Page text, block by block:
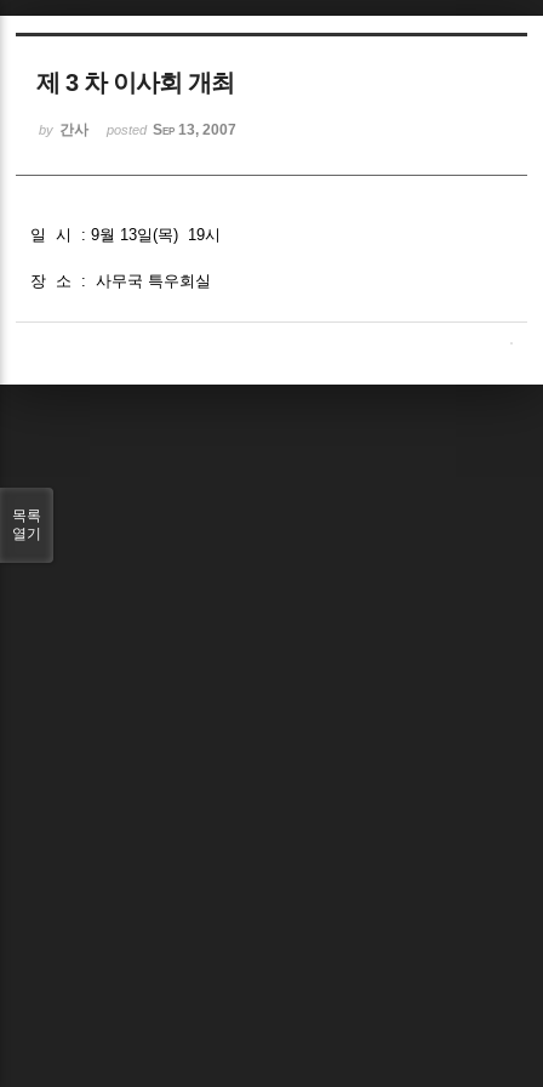
제 3 차 이사회 개최
by 간사 posted Sep 13, 2007
일 시 : 9월 13일(목) 19시
장 소 : 사무국 특우회실
목록
열기
Sketchbook5, 스케치북5
Sketchbook5, 스케치북5